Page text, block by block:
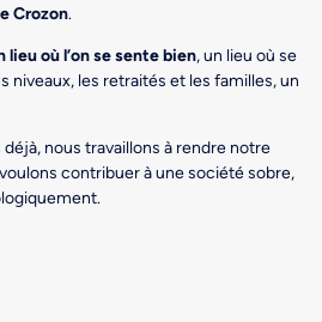
Crozon.
lieu où l’on se sente bien, un lieu où se
niveaux, les retraités et les familles, un
nous travaillons à rendre notre
contribuer à une société sobre,